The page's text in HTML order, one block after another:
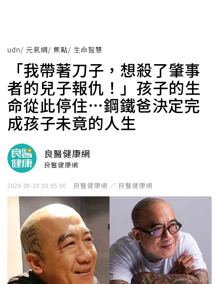
udn/ 元氣網/ 焦點/ 生命智慧
「我帶著刀子，想殺了肇事
者的兒子報仇！」孩子的生
命從此停住…鋼鐵爸決定完
成孩子未竟的人生
良醫健康網
良醫健康網
2020-09-19 00:05:00 良醫健康網 ／ 良醫健康網